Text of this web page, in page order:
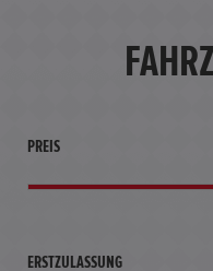
PREIS
ERSTZULASSUNG